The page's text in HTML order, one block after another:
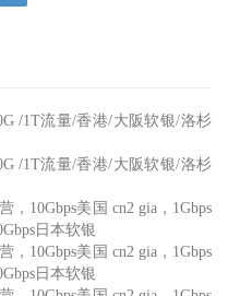
/1T流量/香港/大阪软银/洛杉
/1T流量/香港/大阪软银/洛杉
10Gbps美国 cn2 gia，1Gbps
日本软银
10Gbps美国 cn2 gia，1Gbps
日本软银